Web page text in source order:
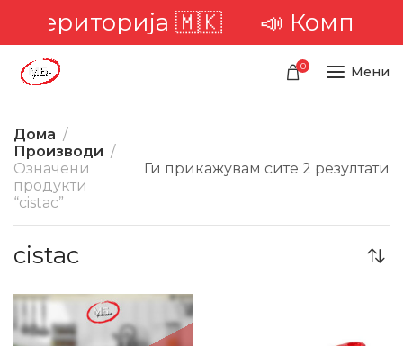
територија 🇲🇰 📣
0 Мени
Дома
Производи
Означени
продукти
“cistac”
Ги прикажувам сите 2 резултати
cistac